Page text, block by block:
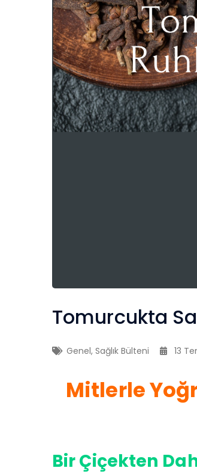
Tomurcukta
Genel, Sağlık Bülteni 13
Mitlerle
Bir Çiçekten